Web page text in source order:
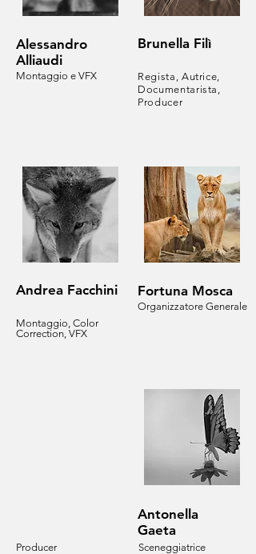
Alessandro
Alliaudi
Montaggio e VFX
Brunella Filì
Regista, Autrice,
Documentarista,
Producer
Andrea Facchini Fortuna Mosca
Organizzatore Generale
Montaggio, Color
Correction, VFX
Antonella
Gaeta
Producer Sceneggiatrice